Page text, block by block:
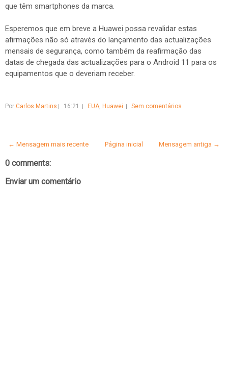
que têm smartphones da marca.
Esperemos que em breve a Huawei possa revalidar estas
afirmações não só através do lançamento das actualizações
mensais de segurança, como também da reafirmação das
datas de chegada das actualizações para o Android 11 para os
equipamentos que o deveriam receber.
Por Carlos Martins 16:21 EUA Huawei Sem comentários
← Mensagem mais recente Mensagem antiga →
Página inicial
0 comments:
Enviar um comentário